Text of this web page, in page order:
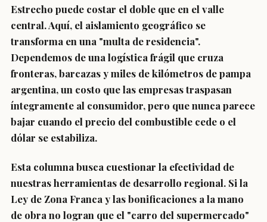
Estrecho puede costar el doble que en el valle
central. Aquí, el aislamiento geográfico se
transforma en una "multa de residencia".
Dependemos de una logística frágil que cruza
fronteras, barcazas y miles de kilómetros de pampa
argentina, un costo que las empresas traspasan
íntegramente al consumidor, pero que nunca parece
bajar cuando el precio del combustible cede o el
dólar se estabiliza.
Esta columna busca cuestionar la efectividad de
nuestras herramientas de desarrollo regional. Si la
Ley de Zona Franca y las bonificaciones a la mano
de obra no logran que el "carro del supermercado"